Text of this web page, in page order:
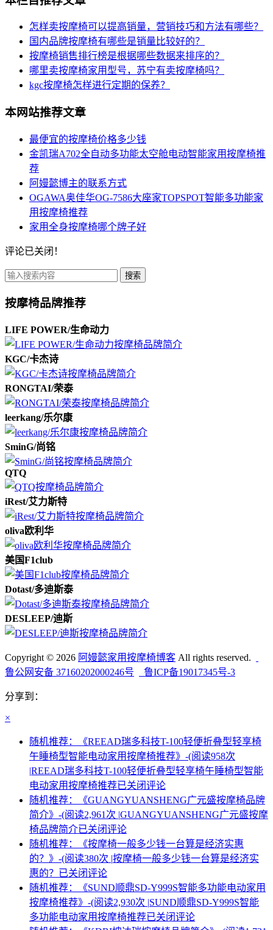
怎样卖按摩椅可以提高销量，营销技巧和方法有哪些？
国内品牌按摩椅有哪些是销量比较好的？
按摩椅销售排行榜是根据哪些数据来排序的？
哪里卖按摩椅家用型号，苏宁有卖按摩椅吗？
kgc按摩椅怎样进行定期的保养？
本网站推荐文章
最便宜的按摩椅价格多少钱
金凯瑞A702全自动多功能太空舱电动智能家用按摩椅推
荐
阿嫚懿博主的联系方式
OGAWA奥佳华OG-7586大座家TOPSPOT智能多功能家
用按摩椅推荐
家用全身按摩椅哪个牌子好
评论已关闭！
搜索
按摩椅品牌推荐
LIFE POWER/生命动力
KGC/卡杰诗
RONGTAI/荣泰
leerkang/乐尔康
SminG/尚铭
QTQ
iRest/艾力斯特
oliva欧利华
美国F1club
Dotast/多迪斯泰
DESLEEP/迪斯
Copyright © 2026 阿嫚懿家用按摩椅博客 All rights reserved.
鲁公网安备 37160202000246号
鲁ICP备19017345号-3
分享到：
×
随机推荐：《REEAD瑞多科技T-100轻便折叠型轻享椅
午睡椅型智能电动家用按摩椅推荐》-(阅读958次
|REEAD瑞多科技T-100轻便折叠型轻享椅午睡椅型智能
电动家用按摩椅推荐已关闭评论
随机推荐：《GUANGYUANSHENG广元盛按摩椅品牌
简介》-(阅读2,961次 |GUANGYUANSHENG广元盛按摩
椅品牌简介已关闭评论
随机推荐：《按摩椅一般多少钱一台算是经济实惠
的？》-(阅读380次 |按摩椅一般多少钱一台算是经济实
惠的？ 已关闭评论
随机推荐：《SUND顺鼎SD-Y999S智能多功能电动家用
按摩椅推荐》-(阅读2,930次 |SUND顺鼎SD-Y999S智能
多功能电动家用按摩椅推荐已关闭评论